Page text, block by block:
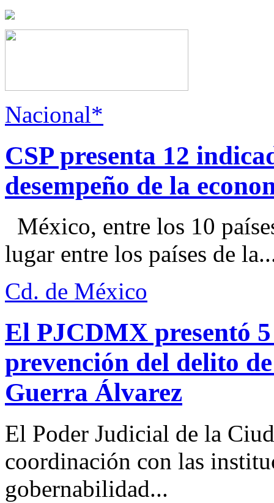
Nacional*
CSP presenta 12
desempeño de la
México, entre los 10
lugar entre los países de
Cd. de México
El PJCDMX presentó
prevención del delito
Guerra Álvarez
El Poder Judicial de la
coordinación con las
gobernabilidad...